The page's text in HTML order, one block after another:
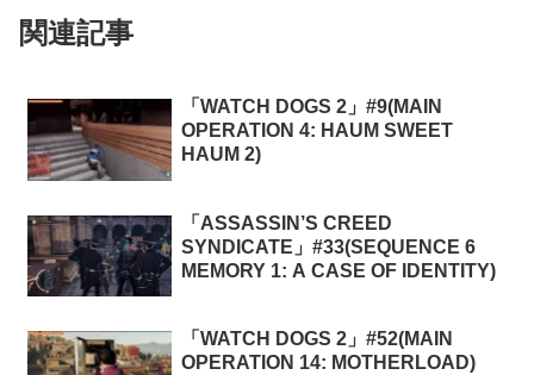
関連記事
「WATCH DOGS 2」#9(MAIN
OPERATION 4: HAUM SWEET
HAUM 2)
「ASSASSIN’S CREED
SYNDICATE」#33(SEQUENCE 6
MEMORY 1: A CASE OF IDENTITY)
「WATCH DOGS 2」#52(MAIN
OPERATION 14: MOTHERLOAD)